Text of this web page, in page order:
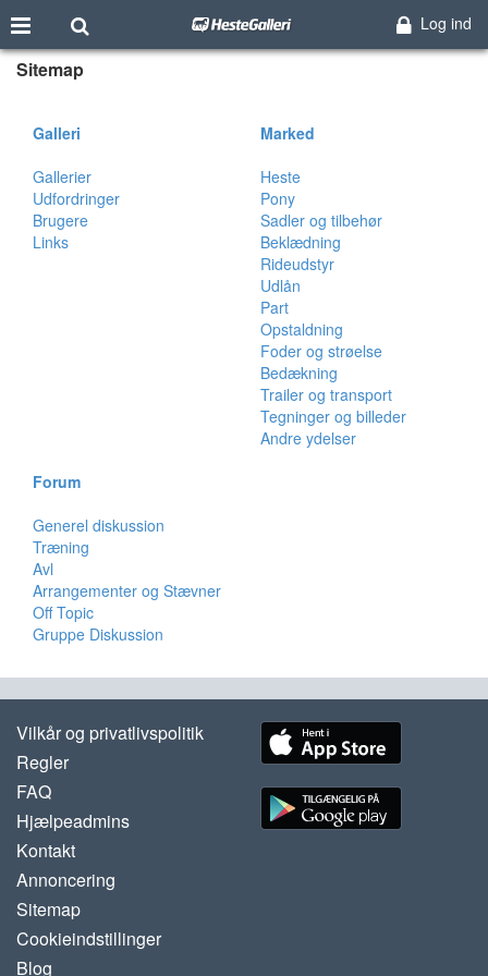
Log ind
Sitemap
Galleri
Gallerier
Udfordringer
Brugere
Links
Marked
Heste
Pony
Sadler og tilbehør
Beklædning
Rideudstyr
Udlån
Part
Opstaldning
Foder og strøelse
Bedækning
Trailer og transport
Tegninger og billeder
Andre ydelser
Forum
Generel diskussion
Træning
Avl
Arrangementer og Stævner
Off Topic
Gruppe Diskussion
Vilkår og privatlivspolitik
Regler
FAQ
Hjælpeadmins
Kontakt
Annoncering
Sitemap
Cookieindstillinger
Blog